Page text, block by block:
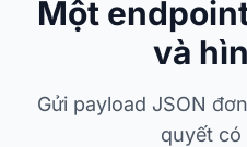
Một
và
Gửi payload JSON
quyết có